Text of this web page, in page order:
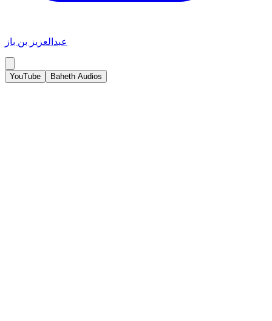
عبدالعزيز بن باز
YouTube Baheth Audios